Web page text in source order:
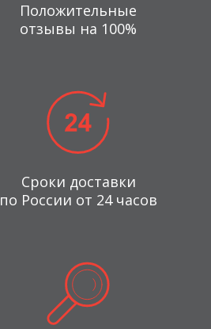
Положительные
отзывы на 100%
Сроки доставки
по России от 24 часов